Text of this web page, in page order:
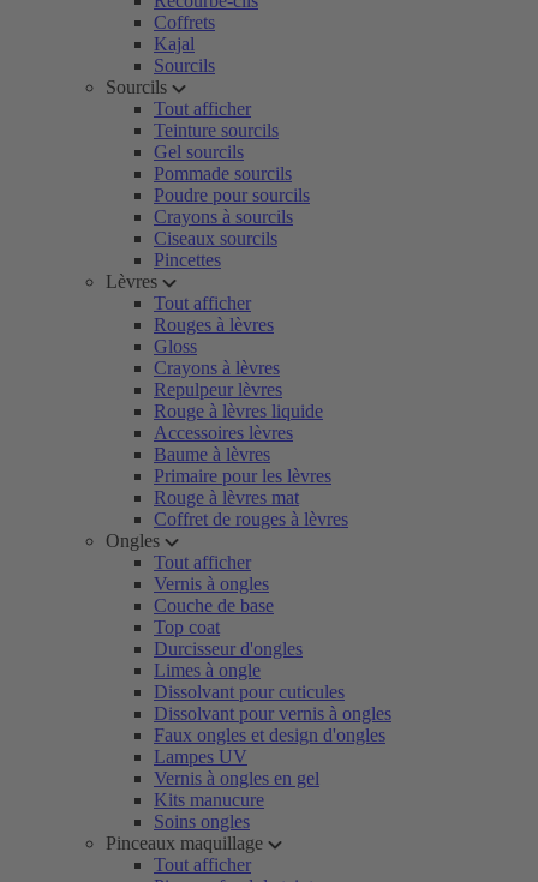
Coffrets
Kajal
Sourcils
Sourcils
Tout afficher
Teinture sourcils
Gel sourcils
Pommade sourcils
Poudre pour sourcils
Crayons à sourcils
Ciseaux sourcils
Pincettes
Lèvres
Tout afficher
Rouges à lèvres
Gloss
Crayons à lèvres
Repulpeur lèvres
Rouge à lèvres liquide
Accessoires lèvres
Baume à lèvres
Primaire pour les lèvres
Rouge à lèvres mat
Coffret de rouges à lèvres
Ongles
Tout afficher
Vernis à ongles
Couche de base
Top coat
Durcisseur d'ongles
Limes à ongle
Dissolvant pour cuticules
Dissolvant pour vernis à ongles
Faux ongles et design d'ongles
Lampes UV
Vernis à ongles en gel
Kits manucure
Soins ongles
Pinceaux maquillage
Tout afficher